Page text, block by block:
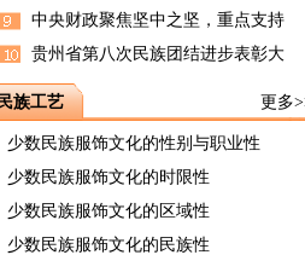
中央财政聚焦坚中之坚，重点支持
贵州省第八次民族团结进步表彰大
更多
族工艺
少数民族服饰文化的性别与职业性
少数民族服饰文化的时限性
少数民族服饰文化的区域性
少数民族服饰文化的民族性